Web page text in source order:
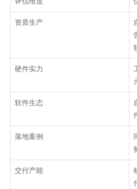
资质生产
硬件实力
软件生态
落地案例
交付产能